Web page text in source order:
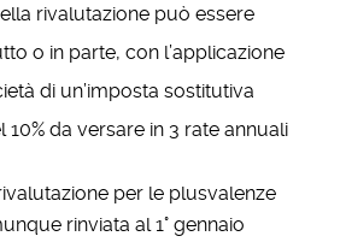
rivalutazione può essere
o in parte, con l’applicazione
di un’imposta sostitutiva
10% da versare in 3 rate annuali
per le plusvalenze
rinviata al 1° gennaio